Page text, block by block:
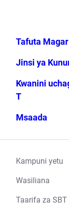
Vipendwa
Menyu
Tafuta
Jinsi ya
Kwanini
T
Msaada
Kampuni yetu
Wasiliana
Taarifa za SBT